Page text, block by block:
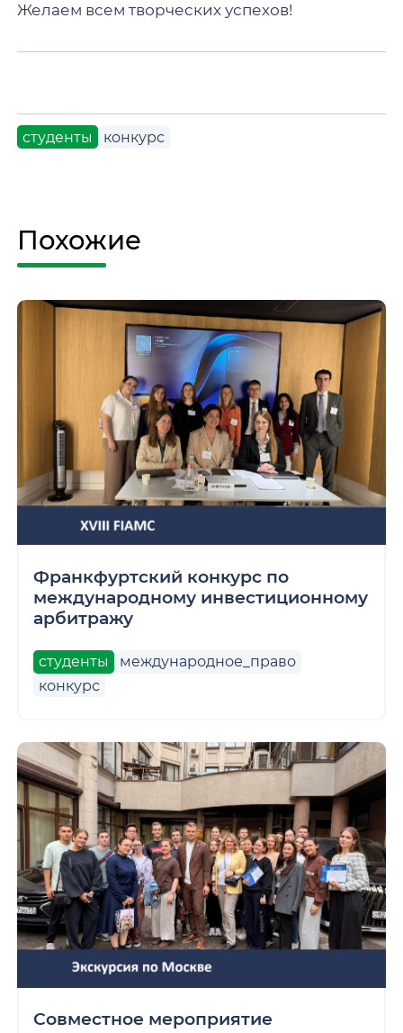
Желаем всем творческих успехов!
студенты конкурс
Похожие
Франкфуртский конкурс по
международному инвестиционному
арбитражу
студенты
международное_право
конкурс
Совместное мероприятие